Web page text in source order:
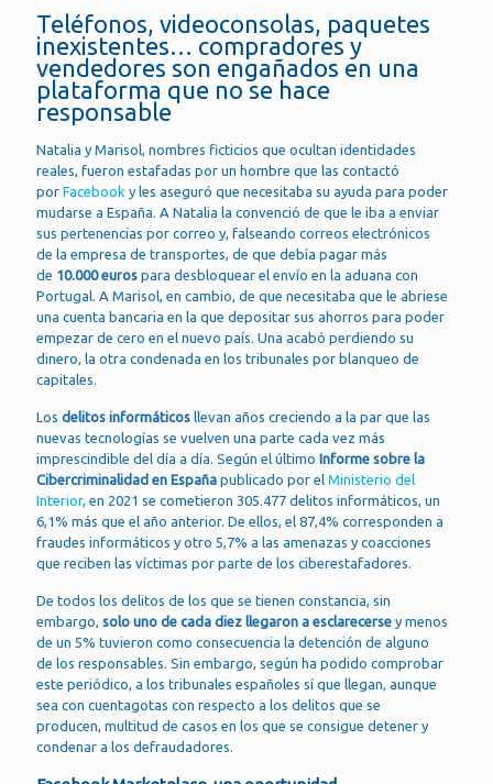
Teléfonos, videoconsolas, paquetes
inexistentes… compradores y
vendedores son engañados en una
plataforma que no se hace
responsable
Natalia y Marisol, nombres ficticios que ocultan identidades
reales, fueron estafadas por un hombre que las contactó
por Facebook y les aseguró que necesitaba su ayuda para poder
mudarse a España. A Natalia la convenció de que le iba a enviar
sus pertenencias por correo y, falseando correos electrónicos
de la empresa de transportes, de que debía pagar más
de 10.000 euros para desbloquear el envío en la aduana con
Portugal. A Marisol, en cambio, de que necesitaba que le abriese
una cuenta bancaria en la que depositar sus ahorros para poder
empezar de cero en el nuevo país. Una acabó perdiendo su
dinero, la otra condenada en los tribunales por blanqueo de
capitales.
Los delitos informáticos llevan años creciendo a la par que las
nuevas tecnologías se vuelven una parte cada vez más
imprescindible del día a día. Según el último Informe sobre la
Cibercriminalidad en España publicado por el Ministerio del
Interior, en 2021 se cometieron 305.477 delitos informáticos, un
6,1% más que el año anterior. De ellos, el 87,4% corresponden a
fraudes informáticos y otro 5,7% a las amenazas y coacciones
que reciben las víctimas por parte de los ciberestafadores.
De todos los delitos de los que se tienen constancia, sin
embargo, solo uno de cada diez llegaron a esclarecerse y menos
de un 5% tuvieron como consecuencia la detención de alguno
de los responsables. Sin embargo, según ha podido comprobar
este periódico, a los tribunales españoles sí que llegan, aunque
sea con cuentagotas con respecto a los delitos que se
producen, multitud de casos en los que se consigue detener y
condenar a los defraudadores.